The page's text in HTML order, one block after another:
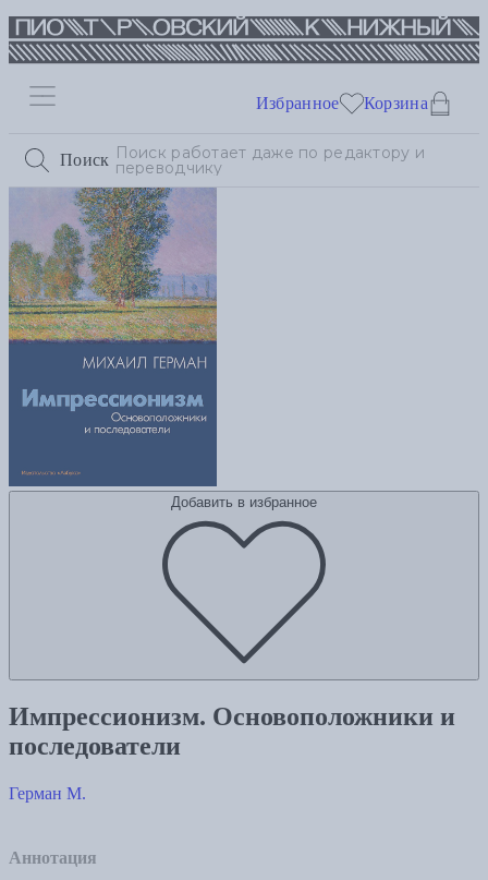
Поиск
Избранное Корзина
Добавить в избранное
Импрессионизм. Основоположники и
последователи
Герман М.
Аннотация